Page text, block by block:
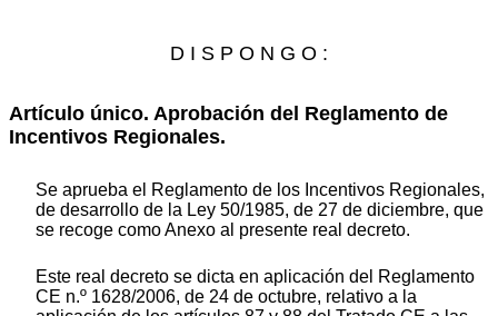
D I S P O N G O :
Artículo único. Aprobación del Reglamento de
Incentivos Regionales.
Se aprueba el Reglamento de los Incentivos Regionales,
de desarrollo de la Ley 50/1985, de 27 de diciembre, que
se recoge como Anexo al presente real decreto.
Este real decreto se dicta en aplicación del Reglamento
CE n.º 1628/2006, de 24 de octubre, relativo a la